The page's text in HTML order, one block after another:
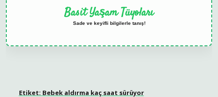
Basit Yaşam Tüyoları
Sade ve keyifli bilgilerle tanış!
Etiket: Bebek aldırma kaç saat sürüyor